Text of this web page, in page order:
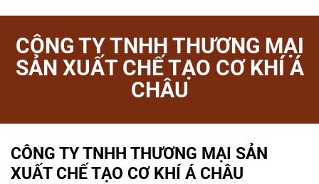
CÔNG TY TNHH THƯƠNG MẠI
SẢN XUẤT CHẾ TẠO CƠ KHÍ Á
CHÂU
CÔNG TY TNHH THƯƠNG MẠI SẢN
XUẤT CHẾ TẠO CƠ KHÍ Á CHÂU